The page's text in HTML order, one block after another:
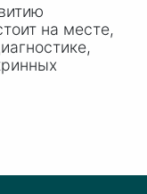
на месте,